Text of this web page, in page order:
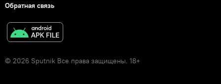
Обратная связь
© 2026 Sputnik Все права защищены. 18+